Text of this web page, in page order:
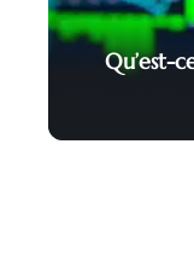
Qu’est-